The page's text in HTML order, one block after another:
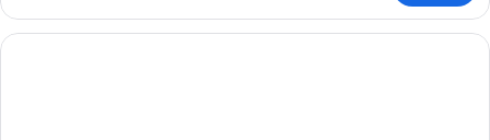
Twin
Room